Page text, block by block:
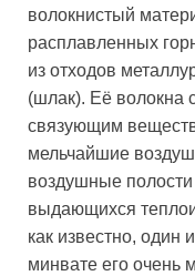
волокнистый
расплавленных
из отходов
(шлак). Её волокна
связующим
мельчайшие
воздушные
выдающихся
как известно, один
минвате его очень